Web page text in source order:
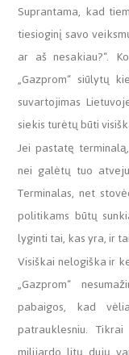
Suprantama, kad
tiesioginį savo
ar aš nesakiau?“.
„Gazprom“ siūlytų
suvartojimas
siekis turėtų būti
Jei pastatę
nei galėtų tuo
Terminalas, net
politikams būtų
lyginti tai, kas yra, ir
Visiškai nelogiška ir
„Gazprom“
pabaigos, kad
patrauklesniu.